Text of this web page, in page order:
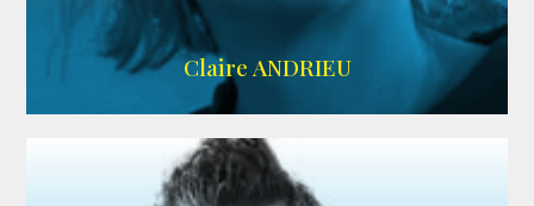
AGENCE ADÉQUAT
Claire ANDRIEU